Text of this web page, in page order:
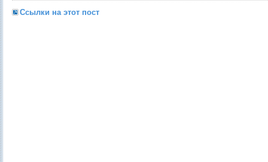
Ссылки на этот пост